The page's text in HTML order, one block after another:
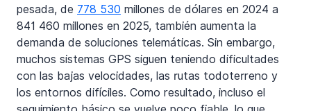
pesada, de 778 530 millones de dólares en 2024 a
841 460 millones en 2025, también aumenta la
demanda de soluciones telemáticas. Sin embargo,
muchos sistemas GPS siguen teniendo dificultades
con las bajas velocidades, las rutas todoterreno y
los entornos difíciles. Como resultado, incluso el